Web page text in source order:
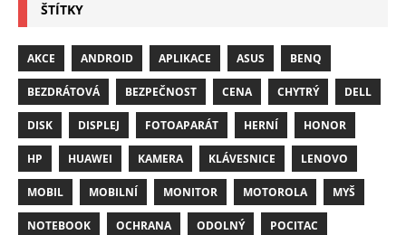
ŠTÍTKY
AKCE ANDROID APLIKACE ASUS BENQ
BEZDRÁTOVÁ BEZPEČNOST CENA CHYTRÝ DELL
DISK DISPLEJ FOTOAPARÁT HERNÍ HONOR
HP HUAWEI KAMERA KLÁVESNICE LENOVO
MOBIL MOBILNÍ MONITOR MOTOROLA MYŠ
NOTEBOOK OCHRANA ODOLNÝ POCITAC